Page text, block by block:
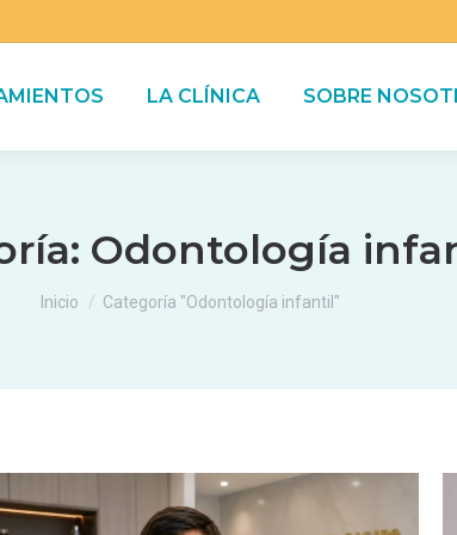
LA CLÍNICA SOBRE
Odontología
Estás aquí:
Inicio Categoría "Odontología infantil"